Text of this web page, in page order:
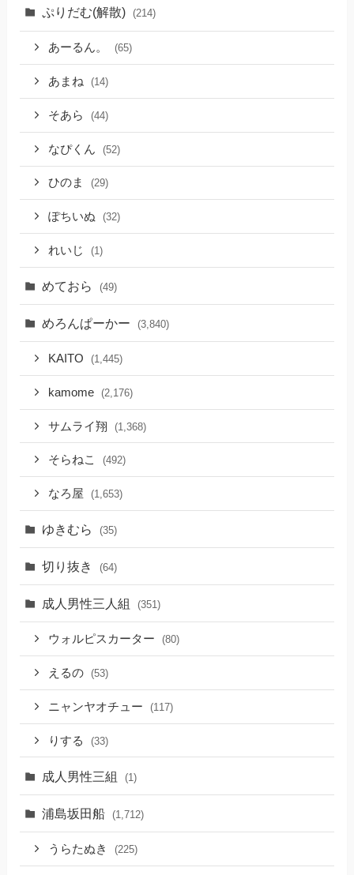
ぷりだむ(解散) (214)
あーるん。 (65)
あまね (14)
そあら (44)
なぴくん (52)
ひのま (29)
ぽちいぬ (32)
れいじ (1)
めておら (49)
めろんぱーかー (3,840)
KAITO (1,445)
kamome (2,176)
サムライ翔 (1,368)
そらねこ (492)
なろ屋 (1,653)
ゆきむら (35)
切り抜き (64)
成人男性三人組 (351)
ウォルピスカーター (80)
えるの (53)
ニャンヤオチュー (117)
りする (33)
成人男性三組 (1)
浦島坂田船 (1,712)
うらたぬき (225)